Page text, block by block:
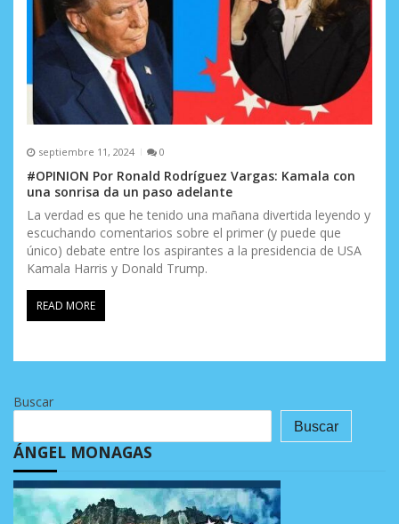
septiembre 11, 2024 0
#OPINION Por Ronald Rodríguez Vargas: Kamala con
una sonrisa da un paso adelante
La verdad es que he tenido una mañana divertida leyendo y
escuchando comentarios sobre el primer (y puede que
único) debate entre los aspirantes a la presidencia de USA
Kamala Harris y Donald Trump.
READ MORE
Buscar
Buscar
ÁNGEL MONAGAS